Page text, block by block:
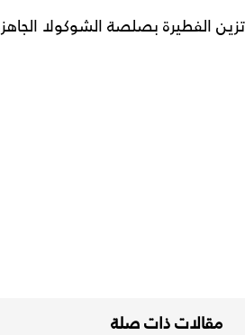
تزين الفطيرة بصلصة الشوكولا
مقالات ذات صلة